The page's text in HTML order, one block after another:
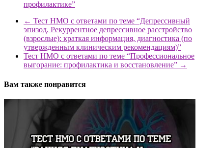
профилактике”
← Тест НМО с ответами по теме “Депрессивный
эпизод. Рекуррентное депрессивное расстройство
(взрослые): краткая информация, диагностика (по
утвержденным клиническим рекомендациям)”
Тест НМО с ответами по теме “Профессиональное
выгорание: профилактика и восстановление” →
Вам также понравится